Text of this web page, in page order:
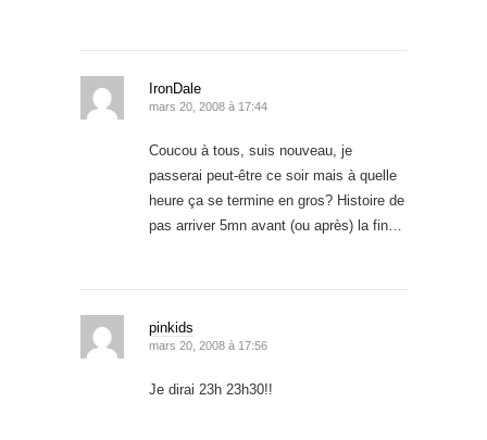
IronDale
mars 20, 2008 à 17:44
Coucou à tous, suis nouveau, je
passerai peut-être ce soir mais à quelle
heure ça se termine en gros? Histoire de
pas arriver 5mn avant (ou après) la fin…
pinkids
mars 20, 2008 à 17:56
Je dirai 23h 23h30!!